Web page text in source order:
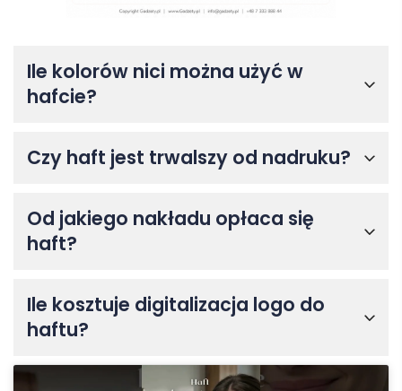
Ile kolorów nici można użyć w
hafcie?
Czy haft jest trwalszy od nadruku?
Od jakiego nakładu opłaca się
haft?
Ile kosztuje digitalizacja logo do
haftu?